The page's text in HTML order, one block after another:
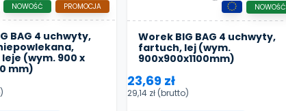
BAG 4 uchwyty,
(wym. 900 x
mm)
NOWOŚĆ PROMOCJA
Worek BIG BAG 4 uchwyty,
fartuch, lej (wym.
900x900x1100mm)
NOWOŚĆ
23,69 zł
29,14 zł (brutto)